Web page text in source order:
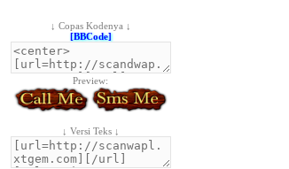
↓ Copas Kodenya ↓
[BBCode]
Preview:
↓ Versi Teks ↓